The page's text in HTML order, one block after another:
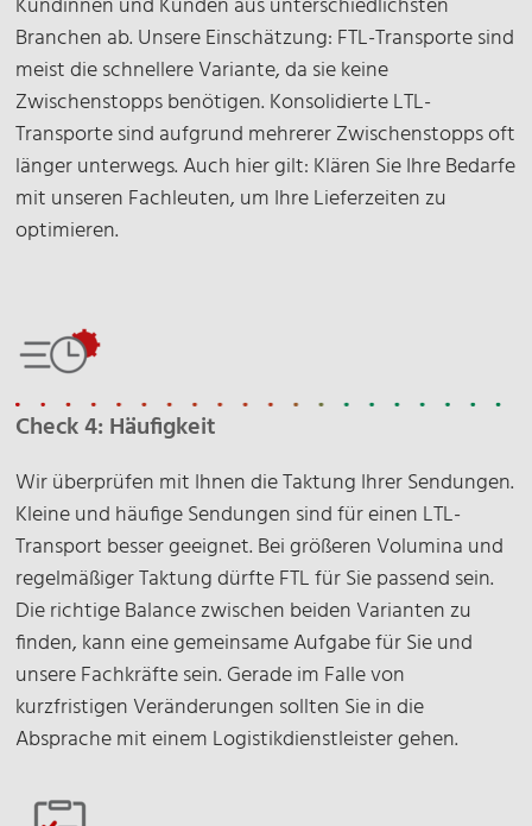
Branchen ab. Unsere Einschätzung: FTL-Transporte sind
meist die schnellere Variante, da sie keine
Zwischenstopps benötigen. Konsolidierte LTL-
Transporte sind aufgrund mehrerer Zwischenstopps oft
länger unterwegs. Auch hier gilt: Klären Sie Ihre Bedarfe
mit unseren Fachleuten, um Ihre Lieferzeiten zu
optimieren.
Check 4: Häufigkeit
Wir überprüfen mit Ihnen die Taktung Ihrer Sendungen.
Kleine und häufige Sendungen sind für einen LTL-
Transport besser geeignet. Bei größeren Volumina und
regelmäßiger Taktung dürfte FTL für Sie passend sein.
Die richtige Balance zwischen beiden Varianten zu
finden, kann eine gemeinsame Aufgabe für Sie und
unsere Fachkräfte sein. Gerade im Falle von
kurzfristigen Veränderungen sollten Sie in die
Absprache mit einem Logistikdienstleister gehen.